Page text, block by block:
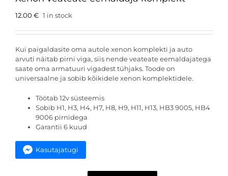
12.00 € 1 in stock
Kui paigaldasite oma autole xenon komplekti ja auto
arvuti näitab pirni viga, siis nende veateate eemaldajatega
saate oma armatuuri vigadest tühjaks. Toode on
universaalne ja sobib kõikidele xenon komplektidele.
Töötab 12v süsteemis
Sobib H1, H3, H4, H7, H8, H9, H11, H13, HB3 9005, HB4
9006 pirnidega
Garantii 6 kuud
Kasutajatugi